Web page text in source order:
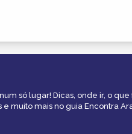
só lugar! Dicas, onde ir, o
e muito mais no guia Encontra